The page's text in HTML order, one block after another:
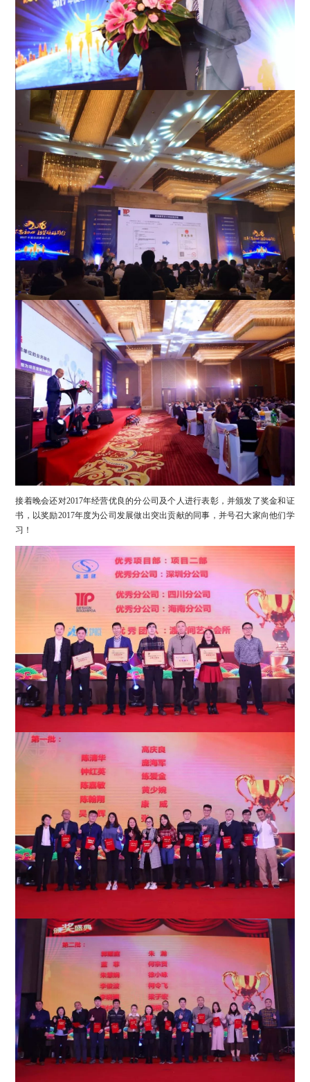
接着晚会还对2017年经营优良的分公司及个人进行表彰，并颁发了奖金和证
书，以奖励2017年度为公司发展做出突出贡献的同事，并号召大家向他们学
习！